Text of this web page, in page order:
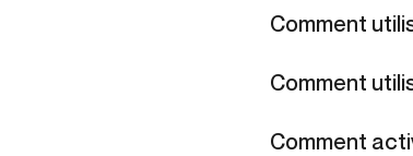
Comment
Comment
Comment